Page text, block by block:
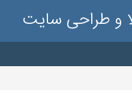
و طراحی سایت